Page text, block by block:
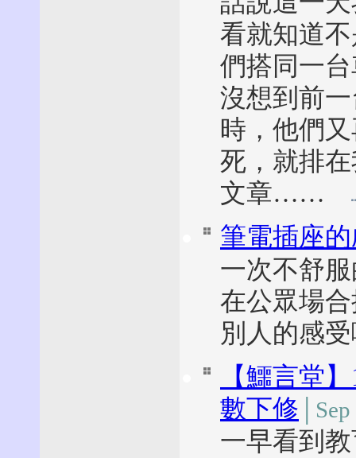
看就知道
們搭同一
沒想到前
時，他們
死，就排
文章……
筆電插座
一次不舒
在公眾場
別人的感
【鱷言堂
數下修
一早看到